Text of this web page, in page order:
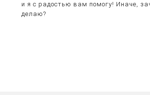
и я с радостью вам помогу! Иначе,
делаю?